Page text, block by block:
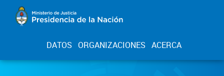
DATOS ORGANIZACIONES ACERCA